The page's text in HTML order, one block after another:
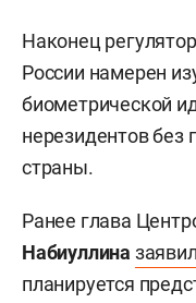
Наконец
России намерен
биометрической
нерезидентов без
страны.
Ранее глава
Набиуллина
планируется